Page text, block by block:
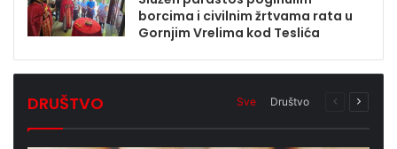
borcima i civilnim žrtvama rata u
Gornjim Vrelima kod Teslića
DRUŠTVO Sve Društvo
Prethodna